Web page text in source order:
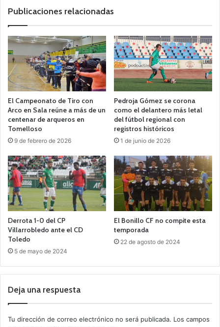
Publicaciones relacionadas
El Campeonato de Tiro con
Arco en Sala reúne a más de un
centenar de arqueros en
Tomelloso
9 de febrero de 2026
Pedroja Gómez se corona
como el delantero más letal
del fútbol regional con
registros históricos
1 de junio de 2026
Derrota 1-0 del CP
Villarrobledo ante el CD
Toledo
5 de mayo de 2024
El Bonillo CF no compite esta
temporada
22 de agosto de 2024
Deja una respuesta
Tu dirección de correo electrónico no será publicada. Los campos